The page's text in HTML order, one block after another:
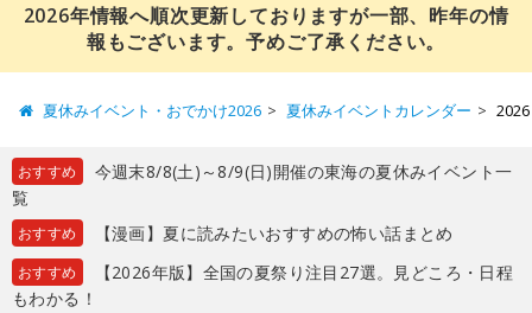
2026年情報へ順次更新しておりますが一部、昨年の情
報もございます。予めご了承ください。
夏休みイベント・おでかけ2026 夏休みイベントカレンダー
おすすめ
今週末8/8(土)～8/9(日)開催の東海の夏休みイベント一
覧
おすすめ 【漫画】夏に読みたいおすすめの怖い話まとめ
おすすめ
【2026年版】全国の夏祭り注目27選。見どころ・日程
もわかる！